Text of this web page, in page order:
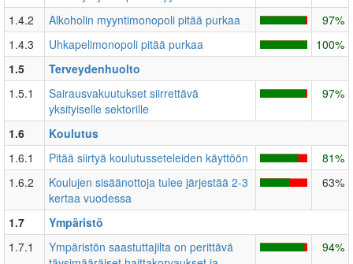
1.4.2
Alkoholin myyntimonopoli pitää purkaa
97%
1.4.3
Uhkapelimonopoli pitää purkaa
100%
1.5
Terveydenhuolto
1.5.1
Sairausvakuutukset siirrettävä
yksityiselle sektorille
97%
1.6
Koulutus
1.6.1
Pitää siirtyä koulutusseteleiden käyttöön
81%
1.6.2
Koulujen sisäänottoja tulee järjestää 2-3
kertaa vuodessa
63%
1.7
Ympäristö
1.7.1
Ympäristön saastuttajilta on perittävä
94%